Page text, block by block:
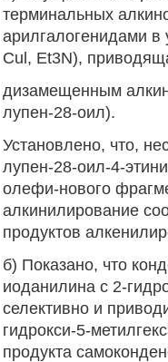
терминальных
арилгалогенидами
Cul, Et3N),
дизамещенным
лупен-28-оил).
Установлено, что,
лупен-28-оил-4-
олефи-нового
алкинилирование
продуктов
б) Показано, что
иоданилина с 2-
селективно и
гидрокси-5-
продукта